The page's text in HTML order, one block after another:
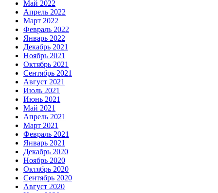
Май 2022
Апрель 2022
Март 2022
Февраль 2022
Январь 2022
Декабрь 2021
Ноябрь 2021
Октябрь 2021
Сентябрь 2021
Август 2021
Июль 2021
Июнь 2021
Май 2021
Апрель 2021
Март 2021
Февраль 2021
Январь 2021
Декабрь 2020
Ноябрь 2020
Октябрь 2020
Сентябрь 2020
Август 2020